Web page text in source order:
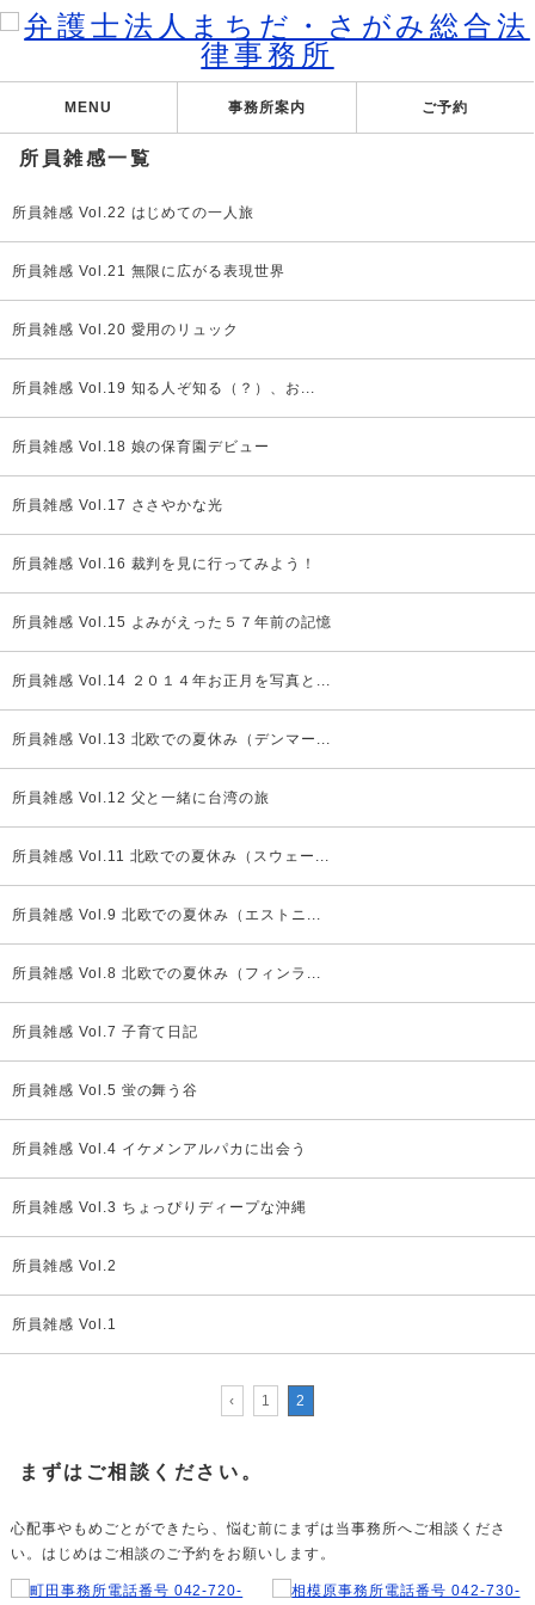
MENU 事務所案内 ご予約
所員雑感一覧
所員雑感 Vol.22 はじめての一人旅
所員雑感 Vol.21 無限に広がる表現世界
所員雑感 Vol.20 愛用のリュック
所員雑感 Vol.19 知る人ぞ知る（？）、お...
所員雑感 Vol.18 娘の保育園デビュー
所員雑感 Vol.17 ささやかな光
所員雑感 Vol.16 裁判を見に行ってみよう！
所員雑感 Vol.15 よみがえった５７年前の記憶
所員雑感 Vol.14 ２０１４年お正月を写真と...
所員雑感 Vol.13 北欧での夏休み（デンマー...
所員雑感 Vol.12 父と一緒に台湾の旅
所員雑感 Vol.11 北欧での夏休み（スウェー...
所員雑感 Vol.9 北欧での夏休み（エストニ...
所員雑感 Vol.8 北欧での夏休み（フィンラ...
所員雑感 Vol.7 子育て日記
所員雑感 Vol.5 蛍の舞う谷
所員雑感 Vol.4 イケメンアルパカに出会う
所員雑感 Vol.3 ちょっぴりディープな沖縄
所員雑感 Vol.2
所員雑感 Vol.1
‹ 1 2
まずはご相談ください。
心配事やもめごとができたら、悩む前にまずは当事務所へご相談くださ
い。はじめはご相談のご予約をお願いします。